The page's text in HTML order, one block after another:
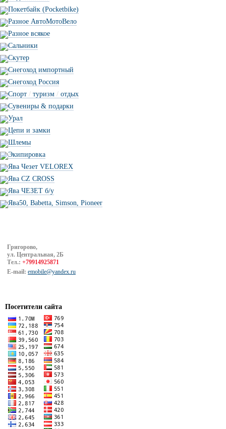
Покетбайк (Pocketbike)
Разное АвтоМотоВело
Разное всякое
Сальники
Скутер
Снегоход импортный
Снегоход Россия
Спорт / туризм / отдых
Сувениры & подарки
Урал
Цепи и замки
Шлемы
Экипировка
Ява Чезет VELOREX
Ява CZ CROSS
Ява ЧЕЗЕТ б/у
Ява50, Babetta, Simson, Pioneer
Григорово,
ул. Центральная, 2Б
Тел.: +79914925871
E-mail: emobile@yandex.ru
Посетители сайта